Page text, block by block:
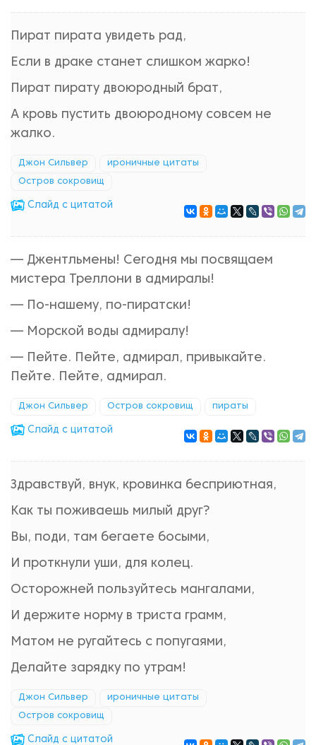
Пират пирата увидеть рад,
Если в драке станет слишком жарко!
Пират пирату двоюродный брат,
А кровь пустить двоюродному совсем не
жалко.
Джон Сильвер ироничные цитаты
Остров сокровищ
Cлайд с цитатой
— Джентльмены! Сегодня мы посвящаем
мистера Треллони в адмиралы!
— По-нашему, по-пиратски!
— Морской воды адмиралу!
— Пейте. Пейте, адмирал, привыкайте.
Пейте. Пейте, адмирал.
Джон Сильвер Остров сокровищ пираты
Cлайд с цитатой
Здравствуй, внук, кровинка бесприютная,
Как ты поживаешь милый друг?
Вы, поди, там бегаете босыми,
И проткнули уши, для колец.
Осторожней пользуйтесь мангалами,
И держите норму в триста грамм,
Матом не ругайтесь с попугаями,
Делайте зарядку по утрам!
Джон Сильвер ироничные цитаты
Остров сокровищ
Cлайд с цитатой